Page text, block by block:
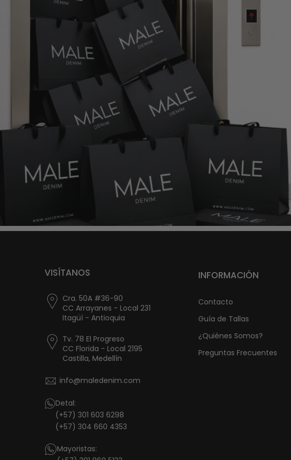
VISÍTANOS
Cra. 50A #36-90
CC Arrayanes - Local 231
Itagüí - Antioquia
Tv. 78 El Progreso
CC Florida - Local 2195
Castilla, Medellín
info@maledenim.com
Detal:
(+57) 301 603 6298
(+57) 304 660 4353
Mayoristas:
INFORMACIÓN
Contacto
Guía de Tallas
¿Quiénes Somos?
Preguntas Frecuentes